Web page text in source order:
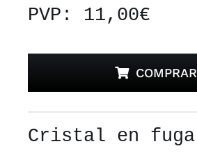
PVP: 11,00€
COMPRAR
Cristal en fuga